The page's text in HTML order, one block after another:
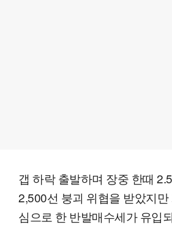
갭 하락 출발하며 장중 한때
2,500선 붕괴 위협을 받았지
심으로 한 반발매수세가 유입